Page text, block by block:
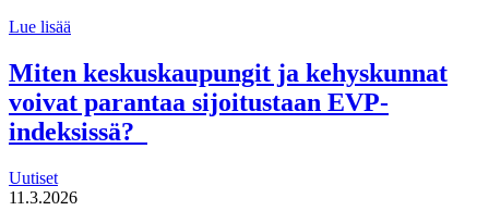
Lue lisää
tekijät haluaa
uudistaa
maahanmuuttopolitiikkaa
Miten keskuskaupungit ja kehyskunnat
voivat parantaa sijoitustaan EVP-
indeksissä?
Uutiset
11.3.2026